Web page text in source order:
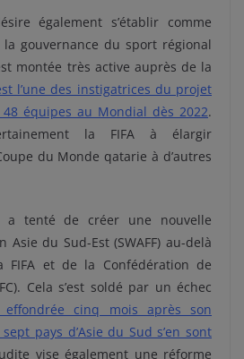
également s’établir comme
gouvernance du sport régional
montée très active auprès de la
l’une des instigatrices du projet
équipes au Mondial dès 2022.
la FIFA à élargir
du Monde qatarie à d’autres
a tenté de créer une nouvelle
Asie du Sud-Est (SWAFF) au-delà
FIFA et de la Confédération de
Cela s’est soldé par un échec
effondrée cinq mois après son
pays d’Asie du Sud s’en sont
vise également une réforme